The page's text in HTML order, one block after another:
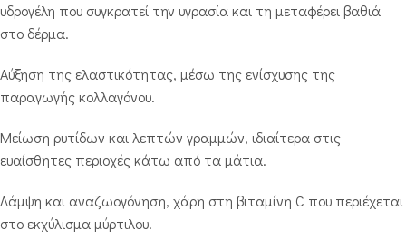
υδρογέλη που συγκρατεί την υγρασία και τη μεταφέρει βαθιά
στο δέρμα.
Αύξηση της ελαστικότητας, μέσω της ενίσχυσης της
παραγωγής κολλαγόνου.
Μείωση ρυτίδων και λεπτών γραμμών, ιδιαίτερα στις
ευαίσθητες περιοχές κάτω από τα μάτια.
Λάμψη και αναζωογόνηση, χάρη στη βιταμίνη C που περιέχεται
στο εκχύλισμα μύρτιλου.